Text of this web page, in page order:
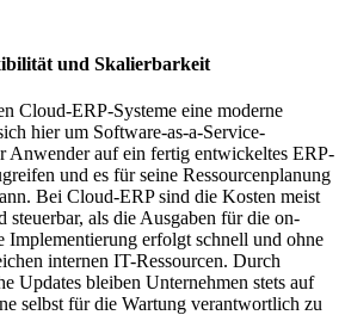
und Skalierbarkeit
Cloud-ERP-Systeme eine moderne
hier um Software-as-a-Service-
Anwender auf ein fertig entwickeltes ERP-
und es für seine Ressourcenplanung
Bei Cloud-ERP sind die Kosten meist
steuerbar, als die Ausgaben für die on-
Implementierung erfolgt schnell und ohne
internen IT-Ressourcen. Durch
Updates bleiben Unternehmen stets auf
selbst für die Wartung verantwortlich zu